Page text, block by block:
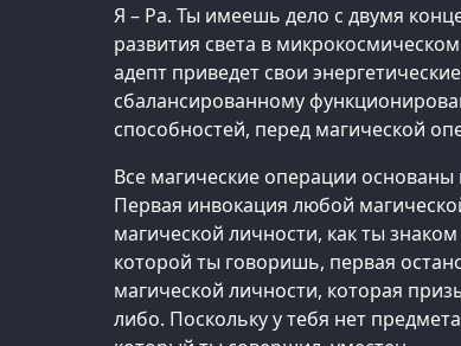
Я – Ра. Ты имеешь дело с двумя
развития света в
адепт приведет свои
сбалансированному
способностей, перед магической
Все магические операции
Первая инвокация любой
магической личности, как ты
которой ты говоришь, первая
магической личности, которая
либо. Поскольку у тебя нет